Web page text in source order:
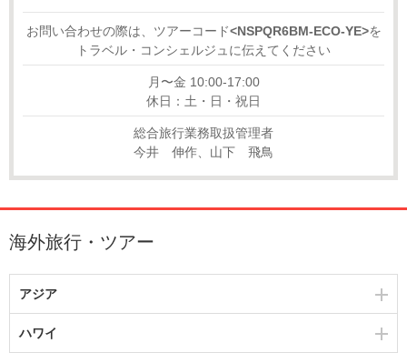
お問い合わせの際は、ツアーコード<NSPQR6BM-ECO-YE>を
トラベル・コンシェルジュに伝えてください
月〜金 10:00-17:00
休日：土・日・祝日
総合旅行業務取扱管理者
今井 伸作、山下 飛鳥
海外旅行・ツアー
アジア
ハワイ